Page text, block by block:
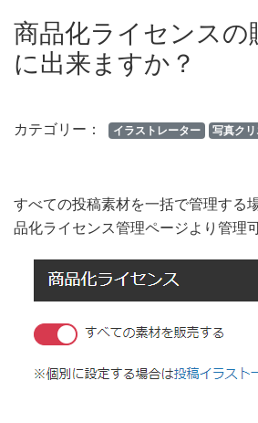
商品化ライセンスの
に出来ますか？
カテゴリー： イラストレーター 写真ク
すべての投稿素材を一括で管理する
品化ライセンス管理ページより管理